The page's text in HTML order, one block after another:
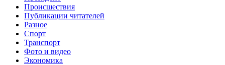
Происшествия
Публикации читателей
Разное
Спорт
Транспорт
Фото и видео
Экономика